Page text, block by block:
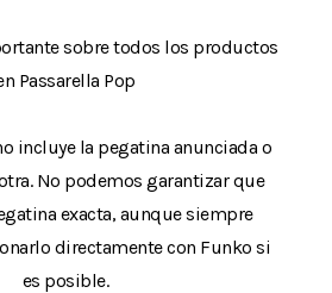
sobre todos los productos
Passarella Pop
incluye la pegatina anunciada o
No podemos garantizar que
exacta, aunque siempre
directamente con Funko si
es posible.